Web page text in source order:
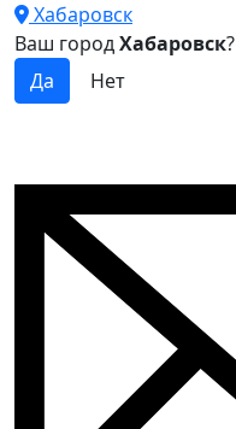
Хабаровск
Ваш городХабаровск?